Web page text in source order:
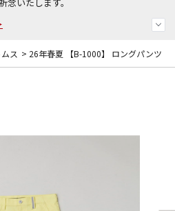
ス > 26年春夏 【B-1000】 ロングパンツ